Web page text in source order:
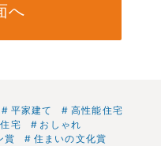
へ
平家建て
高性能住宅
宅
おしゃれ
賞
住まいの文化賞